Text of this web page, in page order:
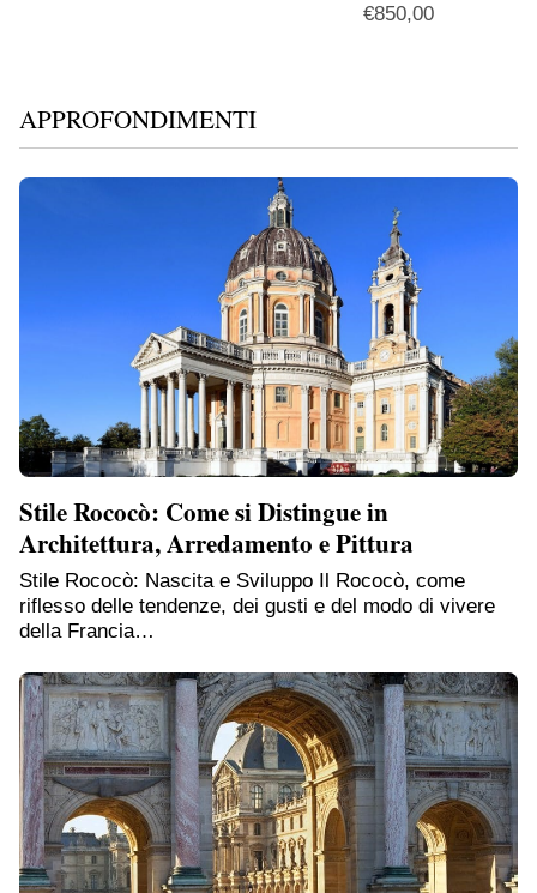
€850,00
APPROFONDIMENTI
Stile Rococò: Come si Distingue in
Architettura, Arredamento e Pittura
Stile Rococò: Nascita e Sviluppo Il Rococò, come
riflesso delle tendenze, dei gusti e del modo di vivere
della Francia…